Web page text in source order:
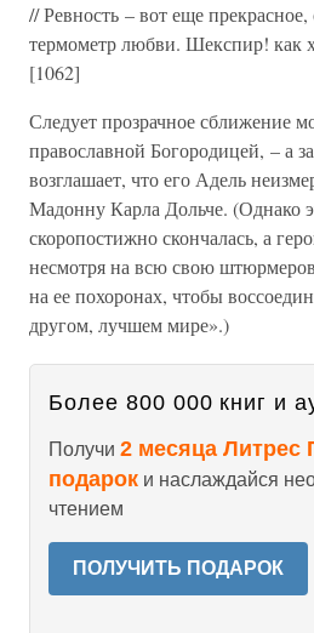
// Ревность – вот еще
термометр любви. Шекспир! как
[1062]
Следует прозрачное сближение
православной Богородицей, – а
возглашает, что его Адель
Мадонну Карла Дольче. (Однако
скоропостижно скончалась, а
несмотря на всю свою
на ее похоронах, чтобы
другом, лучшем мире».)
Более 800 000 книг и
Получи 2 месяца Литрес
подарок и наслаждайся
чтением
ПОЛУЧИТЬ ПОДАРОК